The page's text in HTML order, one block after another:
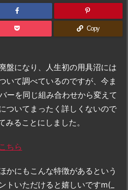
Copy
盤になり、人生初の用具沼には
いて調べているのですが、今ま
ーを同じ組み合わせから変えて
ついてまったく詳しくないので
みることにしました。
こちら
かにもこんな特徴があるという
トいただけると嬉しいですm(_